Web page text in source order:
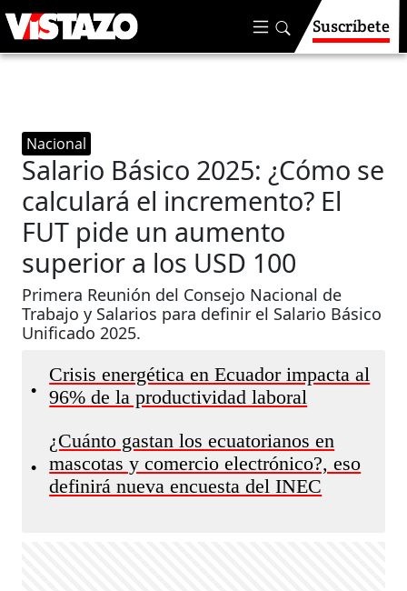
Suscríbete
Nacional
Salario Básico 2025: ¿Cómo se
calculará el incremento? El
FUT pide un aumento
superior a los USD 100
Primera Reunión del Consejo Nacional de
Trabajo y Salarios para definir el Salario Básico
Unificado 2025.
•
Crisis energética en Ecuador impacta al
96% de la productividad laboral
•
¿Cuánto gastan los ecuatorianos en
mascotas y comercio electrónico?, eso
definirá nueva encuesta del INEC